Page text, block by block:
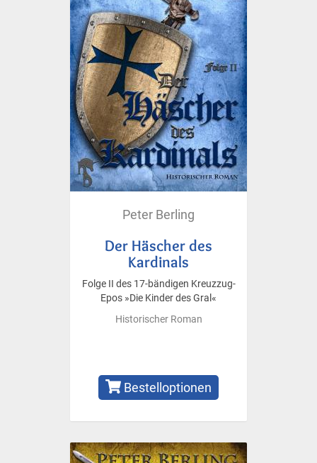
Peter Berling
Der Häscher des
Kardinals
Folge II des 17-bändigen Kreuzzug-
Epos »Die Kinder des Gral«
Historischer Roman
Bestelloptionen